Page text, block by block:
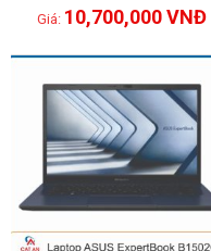
10,700,000VNĐ
GIẢM GIÁ!